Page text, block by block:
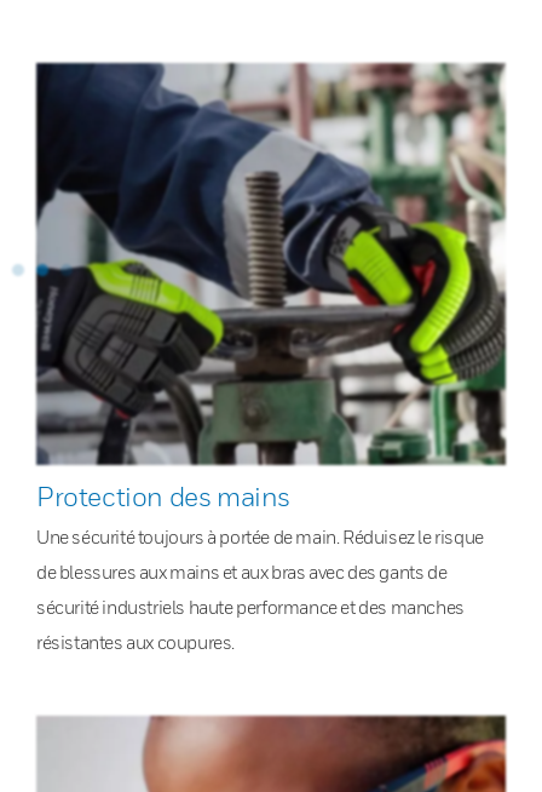
Protection des mains
Une sécurité toujours à portée de main. Réduisez le risque
de blessures aux mains et aux bras avec des gants de
sécurité industriels haute performance et des manches
résistantes aux coupures.